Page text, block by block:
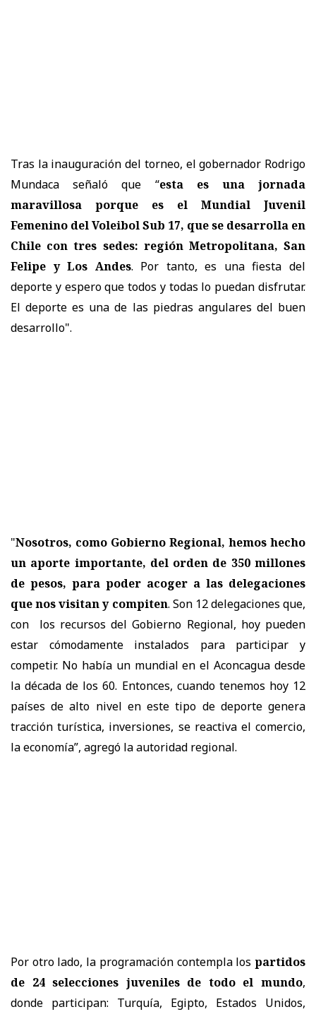
Tras la inauguración del torneo, el gobernador Rodrigo
Mundaca señaló que “esta es una jornada
maravillosa porque es el Mundial Juvenil
Femenino del Voleibol Sub 17, que se desarrolla en
Chile con tres sedes: región Metropolitana, San
Felipe y Los Andes. Por tanto, es una fiesta del
deporte y espero que todos y todas lo puedan disfrutar.
El deporte es una de las piedras angulares del buen
desarrollo".
"Nosotros, como Gobierno Regional, hemos hecho
un aporte importante, del orden de 350 millones
de pesos, para poder acoger a las delegaciones
que nos visitan y compiten. Son 12 delegaciones que,
con los recursos del Gobierno Regional, hoy pueden
estar cómodamente instalados para participar y
competir. No había un mundial en el Aconcagua desde
la década de los 60. Entonces, cuando tenemos hoy 12
países de alto nivel en este tipo de deporte genera
tracción turística, inversiones, se reactiva el comercio,
la economía”, agregó la autoridad regional.
Por otro lado, la programación contempla los partidos
de 24 selecciones juveniles de todo el mundo,
donde participan: Turquía, Egipto, Estados Unidos,